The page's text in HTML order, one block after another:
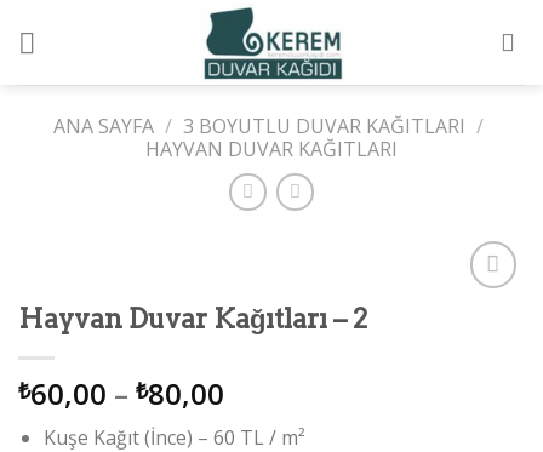
ANA SAYFA / 3 BOYUTLU DUVAR KAĞITLARI /
HAYVAN DUVAR KAĞITLARI
Hayvan Duvar Kağıtları – 2
₺60,00 – ₺80,00
Kuşe Kağıt (İnce) – 60 TL / m²